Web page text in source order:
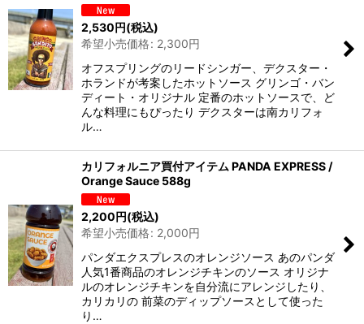
2,530円(税込)
希望小売価格: 2,300円
オフスプリングのリードシンガー、デクスター・
ホランドが考案したホットソース グリンゴ・バン
ディート・オリジナル 定番のホットソースで、ど
んな料理にもぴったり デクスターは南カリフォ
ル…
カリフォルニア買付アイテム PANDA EXPRESS /
Orange Sauce 588g
2,200円(税込)
希望小売価格: 2,000円
パンダエクスプレスのオレンジソース あのパンダ
人気1番商品のオレンジチキンのソース オリジナ
ルのオレンジチキンを自分流にアレンジしたり、
カリカリの 前菜のディップソースとして使った
り…